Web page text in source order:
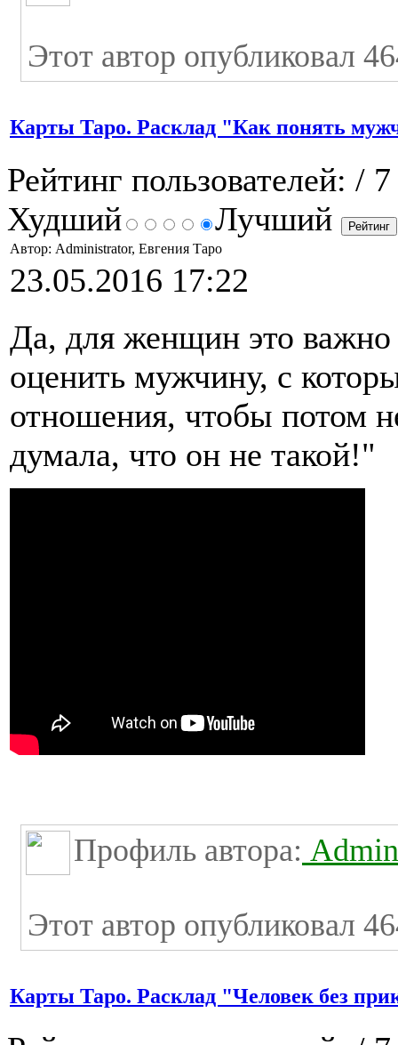
Этот автор опубликовал
Карты Таро. Расклад "Как понять
Рейтинг пользователей: / 7
Худший
Лучший
Автор: Administrator, Евгения Таро
23.05.2016 17:22
Да, для женщин это важно
оценить мужчину, с
отношения, чтобы потом
думала, что он не такой!"
Профиль автора:
Этот автор опубликовал
Карты Таро. Расклад "Человек без